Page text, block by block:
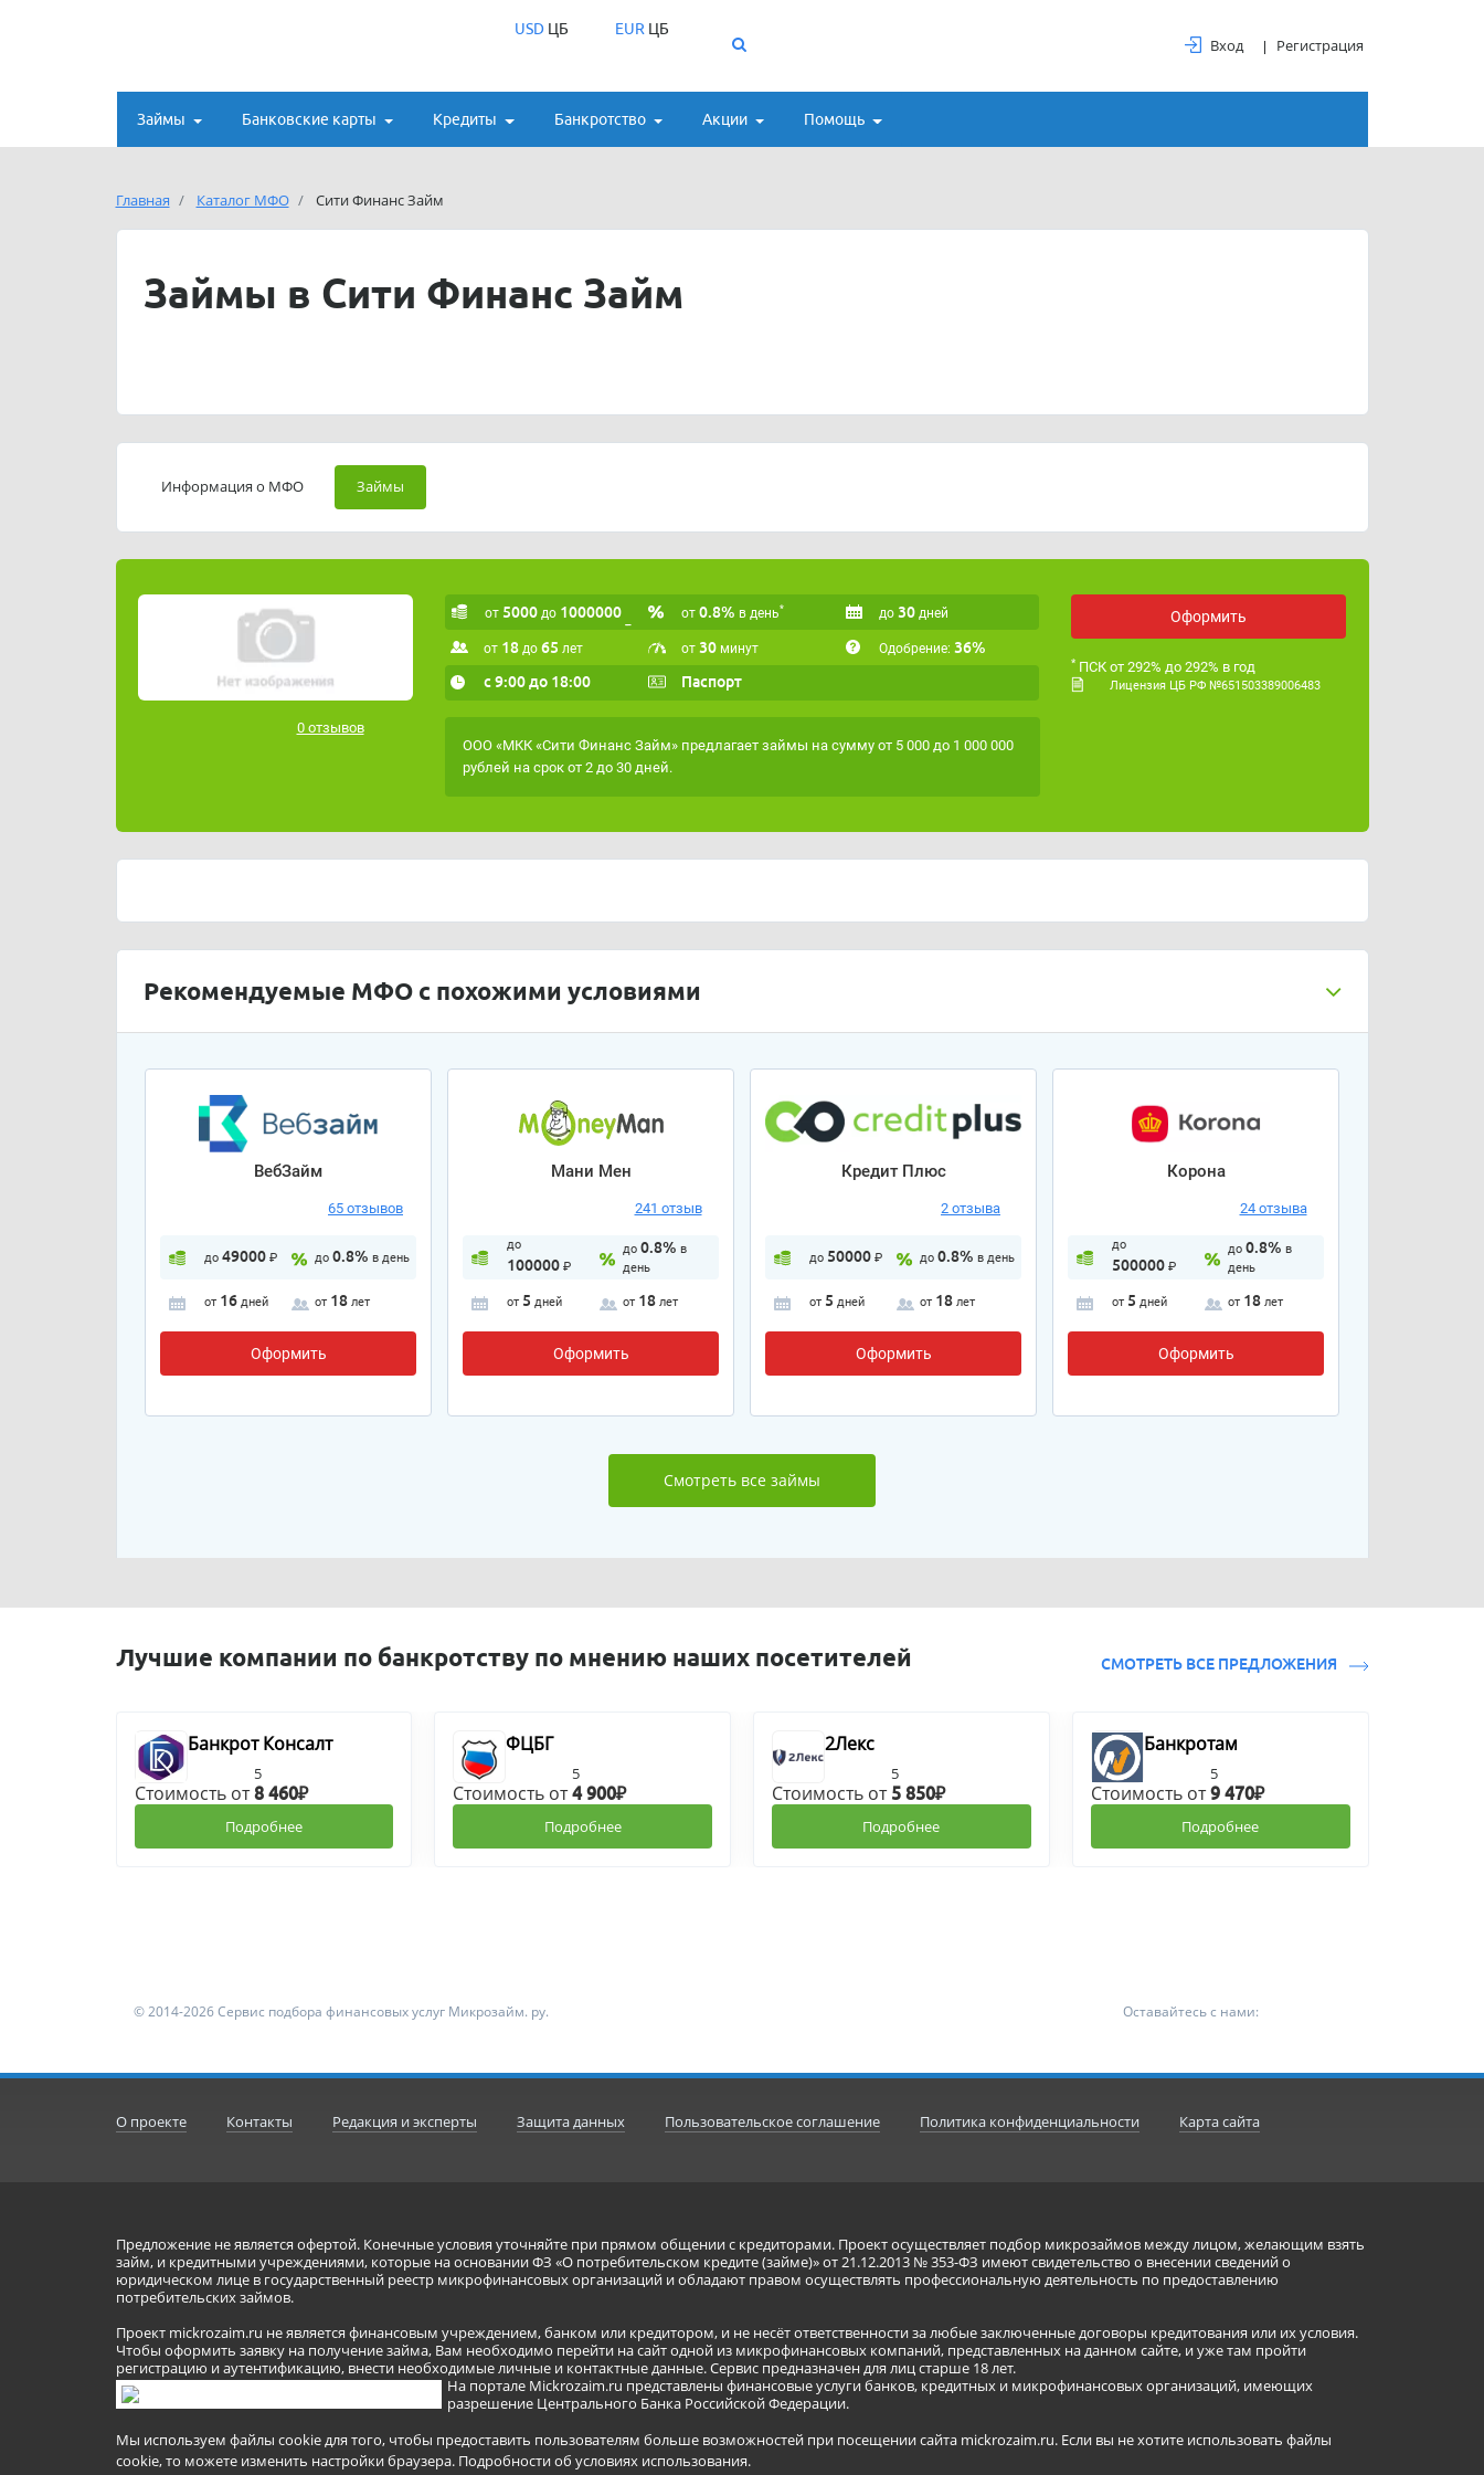
USDЦБ EUR ЦБ
Вход Регистрация
Займы Банковские карты Кредиты Банкротство Акции Помощь
Главная Каталог МФО Сити Финанс Займ
Займы в Сити Финанс Займ
Информация о МФО Займы
0 отзывов
от 5000 до 1000000 от 0.8% в день* до 30 дней
от 18 до 65 лет от 30 минут Одобрение: 36%
с 9:00 до 18:00
Паспорт
ООО «МКК «Сити Финанс Займ» предлагает займы на сумму от 5 000 до 1 000 000
рублей на срок от 2 до 30 дней.
Оформить
* ПСК от 292% до 292% в год
Лицензия ЦБ РФ №651503389006483
Рекомендуемые МФО с похожими условиями
ВебЗайм
65 отзывов
до 49000₽ до 0.8% в день
от 16 дней от 18 лет
Оформить
Мани Мен
241 отзыв
до
100000₽
до 0.8% в
день
от 5 дней от 18 лет
Оформить
Кредит Плюс
2 отзыва
до 50000₽ до 0.8% в день
от 5 дней от 18 лет
Оформить
Корона
24 отзыва
до
500000₽
до 0.8% в
день
от 5 дней от 18 лет
Оформить
Смотреть все займы
Лучшие компании по банкротству по мнению наших посетителей СМОТРЕТЬ ВСЕ ПРЕДЛОЖЕНИЯ
Банкрот Консалт
5
Стоимость от8 460₽
Подробнее
ФЦБГ
5
Стоимость от4 900₽
Подробнее
2Лекс
5
Стоимость от 5 850₽
Подробнее
Банкротам
5
Стоимость от9 470₽
Подробнее
© 2014-2026 Сервис подбора финансовых услуг Микрозайм. ру. Оставайтесь с нами:
О проекте Контакты Редакция и эксперты Защита данных Пользовательское соглашение Политика конфиденциальности Карта сайта
Предложение не является офертой. Конечные условия уточняйте при прямом общении с кредиторами. Проект осуществляет подбор микрозаймов между лицом, желающим взять
займ, и кредитными учреждениями, которые на основании ФЗ «О потребительском кредите (займе)» от 21.12.2013 № 353-ФЗ имеют свидетельство о внесении сведений о
юридическом лице в государственный реестр микрофинансовых организаций и обладают правом осуществлять профессиональную деятельность по предоставлению
потребительских займов.
Проект mickrozaim.ru не является финансовым учреждением, банком или кредитором, и не несёт ответственности за любые заключенные договоры кредитования или их условия.
Чтобы оформить заявку на получение займа, Вам необходимо перейти на сайт одной из микрофинансовых компаний, представленных на данном сайте, и уже там пройти
регистрацию и аутентификацию, внести необходимые личные и контактные данные. Сервис предназначен для лиц старше 18 лет.
На портале Mickrozaim.ru представлены финансовые услуги банков, кредитных и микрофинансовых организаций, имеющих
разрешение Центрального Банка Российской Федерации.
Мы используем файлы cookie для того, чтобы предоставить пользователям больше возможностей при посещении сайта mickrozaim.ru. Если вы не хотите использовать файлы
cookie, то можете изменить настройки браузера. Подробности об условиях использования.